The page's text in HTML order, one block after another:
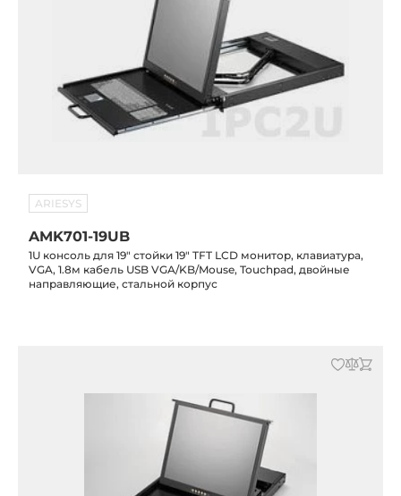
ARIESYS
AMK701-19UB
1U консоль для 19" стойки 19" TFT LCD монитор, клавиатура,
VGA, 1.8м кабель USB VGA/KB/Mouse, Touchpad, двойные
направляющие, стальной корпус